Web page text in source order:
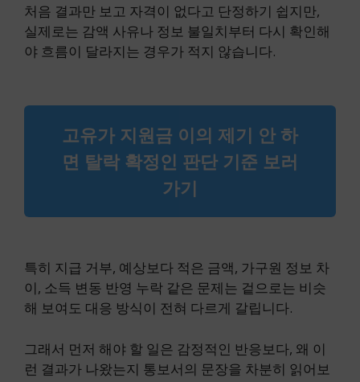
처음 결과만 보고 자격이 없다고 단정하기 쉽지만,
실제로는 감액 사유나 정보 불일치부터 다시 확인해
야 흐름이 달라지는 경우가 적지 않습니다.
고유가 지원금 이의 제기 안 하
면 탈락 확정인 판단 기준 보러
가기
특히 지급 거부, 예상보다 적은 금액, 가구원 정보 차
이, 소득 변동 반영 누락 같은 문제는 겉으로는 비슷
해 보여도 대응 방식이 전혀 다르게 갈립니다.
그래서 먼저 해야 할 일은 감정적인 반응보다, 왜 이
런 결과가 나왔는지 통보서의 문장을 차분히 읽어보